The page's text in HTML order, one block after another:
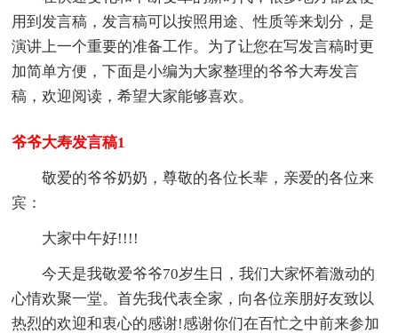
用到发言稿，发言稿可以按照用途、性质等来划分，是
演讲上一个重要的准备工作。为了让您在写发言稿时更
加简单方便，下面是小编为大家整理的爷爷大寿发言
稿，欢迎阅读，希望大家能够喜欢。
爷爷大寿发言稿1
敬爱的爷爷奶奶，尊敬的各位长辈，亲爱的各位来
宾：
大家中午好!!!!
今天是我敬爱爷爷70岁生日，我们大家怀着激动的
心情欢聚一堂。首先我代表全家，向各位亲朋好友致以
热烈的欢迎和衷心的感谢!感谢你们在百忙之中前来参加